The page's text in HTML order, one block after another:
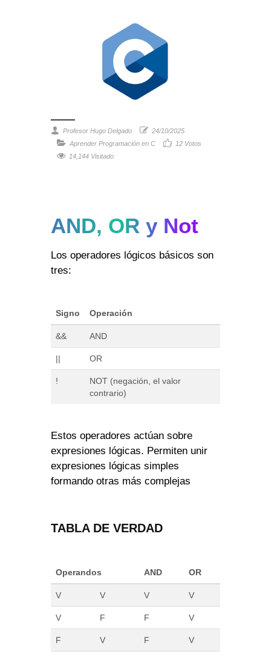
Profesor Hugo Delgado
24/10/2025
Aprender Programación en C
12 Votos
14,144 Visitado
AND, OR y Not
Los operadores lógicos básicos son
tres:
Signo Operación
&& AND
|| OR
!
NOT (negación, el valor
contrario)
Estos operadores actúan sobre
expresiones lógicas. Permiten unir
expresiones lógicas simples
formando otras más complejas
TABLA DE VERDAD
Operandos AND OR
V V V V
V F F V
F V F V